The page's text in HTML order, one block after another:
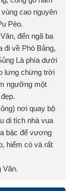
cao nguyên
Péo.
đến ngã ba
đi về Phó Bảng,
Là phía dưới
lưng chừng trời
ngưỡng một
nơi quay bộ
di tích nhà vua
bậc đế vương
hiếm có và rất
Văn.